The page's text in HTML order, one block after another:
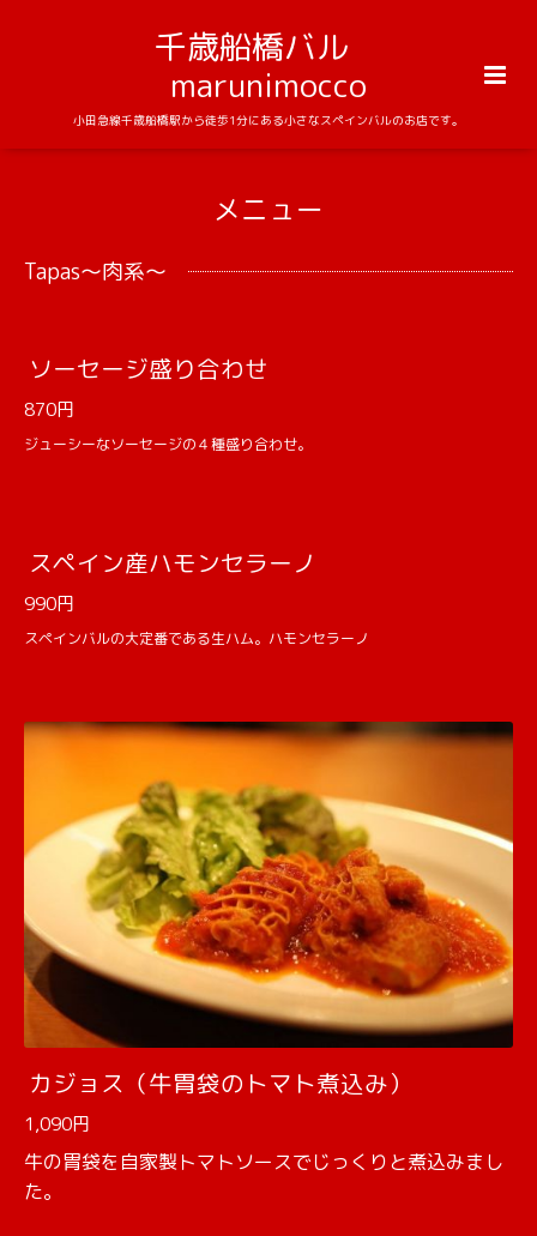
千歳船橋バル
marunimocco
小田急線千歳船橋駅から徒歩1分にある小さなスペインバルのお店です。
メニュー
Tapas～肉系～
ソーセージ盛り合わせ
870円
ジューシーなソーセージの４種盛り合わせ。
スペイン産ハモンセラーノ
990円
スペインバルの大定番である生ハム。ハモンセラーノ
カジョス（牛胃袋のトマト煮込み）
1,090円
牛の胃袋を自家製トマトソースでじっくりと煮込みまし
た。